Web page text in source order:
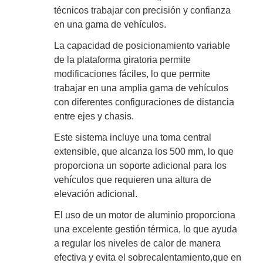
técnicos trabajar con precisión y confianza
en una gama de vehículos.
La capacidad de posicionamiento variable
de la plataforma giratoria permite
modificaciones fáciles, lo que permite
trabajar en una amplia gama de vehículos
con diferentes configuraciones de distancia
entre ejes y chasis.
Este sistema incluye una toma central
extensible, que alcanza los 500 mm, lo que
proporciona un soporte adicional para los
vehículos que requieren una altura de
elevación adicional.
El uso de un motor de aluminio proporciona
una excelente gestión térmica, lo que ayuda
a regular los niveles de calor de manera
efectiva y evita el sobrecalentamiento,que en